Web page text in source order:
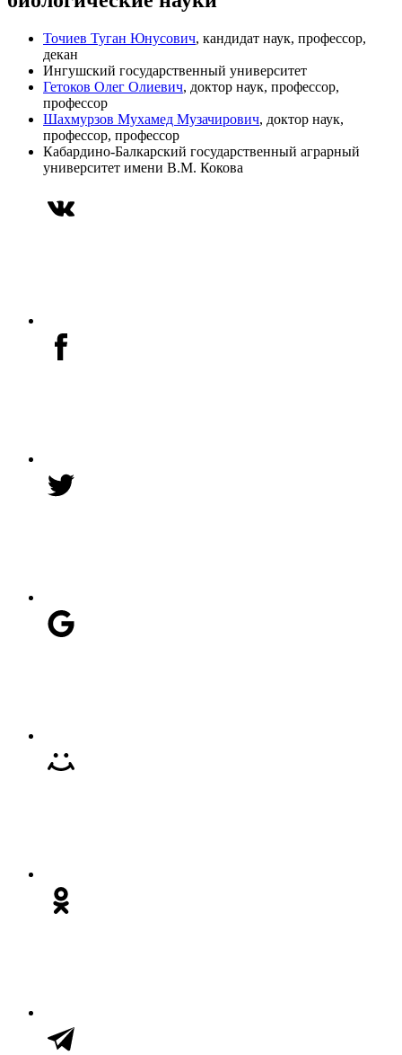
Точиев Туган Юнусович, кандидат наук, профессор,
декан
Ингушский государственный университет
Гетоков Олег Олиевич, доктор наук, профессор,
профессор
Шахмурзов Мухамед Музачирович, доктор наук,
профессор, профессор
Кабардино-Балкарский государственный аграрный
университет имени В.М. Кокова